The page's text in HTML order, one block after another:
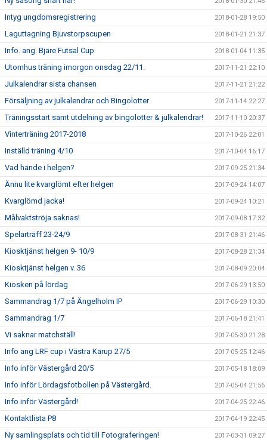
Intyg ungdomsregistrering 2018-01-28 19:50
Laguttagning Bjuvstorpscupen 2018-01-21 21:37
Info. ang. Bjäre Futsal Cup 2018-01-04 11:35
Utomhus träning imorgon onsdag 22/11. 2017-11-21 22:10
Julkalendrar sista chansen 2017-11-21 21:22
Försäljning av julkalendrar och Bingolotter 2017-11-14 22:27
Träningsstart samt utdelning av bingolotter & julkalendrar! 2017-11-10 20:37
Vinterträning 2017-2018 2017-10-26 22:01
Inställd träning 4/10 2017-10-04 16:17
Vad hände i helgen? 2017-09-25 21:34
Ännu lite kvarglömt efter helgen 2017-09-24 14:07
Kvarglömd jacka! 2017-09-24 10:21
Målvaktströja saknas! 2017-09-08 17:32
Spelarträff 23-24/9 2017-08-31 21:46
Kiosktjänst helgen 9- 10/9 2017-08-28 21:34
Kiosktjänst helgen v. 36 2017-08-09 20:04
Kiosken på lördag 2017-06-29 13:50
Sammandrag 1/7 på Ängelholm IP 2017-06-29 10:30
Sammandrag 1/7 2017-06-18 21:41
Vi saknar matchställ! 2017-05-30 21:28
Info ang LRF cup i Västra Karup 27/5 2017-05-25 12:46
Info inför Västergård 20/5 2017-05-18 18:09
Info inför Lördagsfotbollen på Västergård. 2017-05-04 21:56
Info inför Västergård! 2017-04-25 22:46
Kontaktlista P8 2017-04-19 22:45
Ny samlingsplats och tid till Fotograferingen! 2017-03-31 09:27